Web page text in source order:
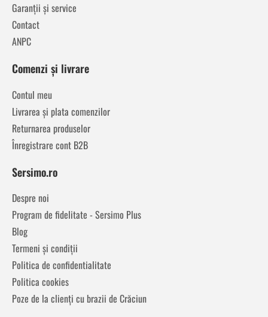
Garanții și service
Contact
ANPC
Comenzi și livrare
Contul meu
Livrarea și plata comenzilor
Returnarea produselor
Înregistrare cont B2B
Sersimo.ro
Despre noi
Program de fidelitate - Sersimo Plus
Blog
Termeni și condiții
Politica de confidentialitate
Politica cookies
Poze de la clienți cu brazii de Crăciun